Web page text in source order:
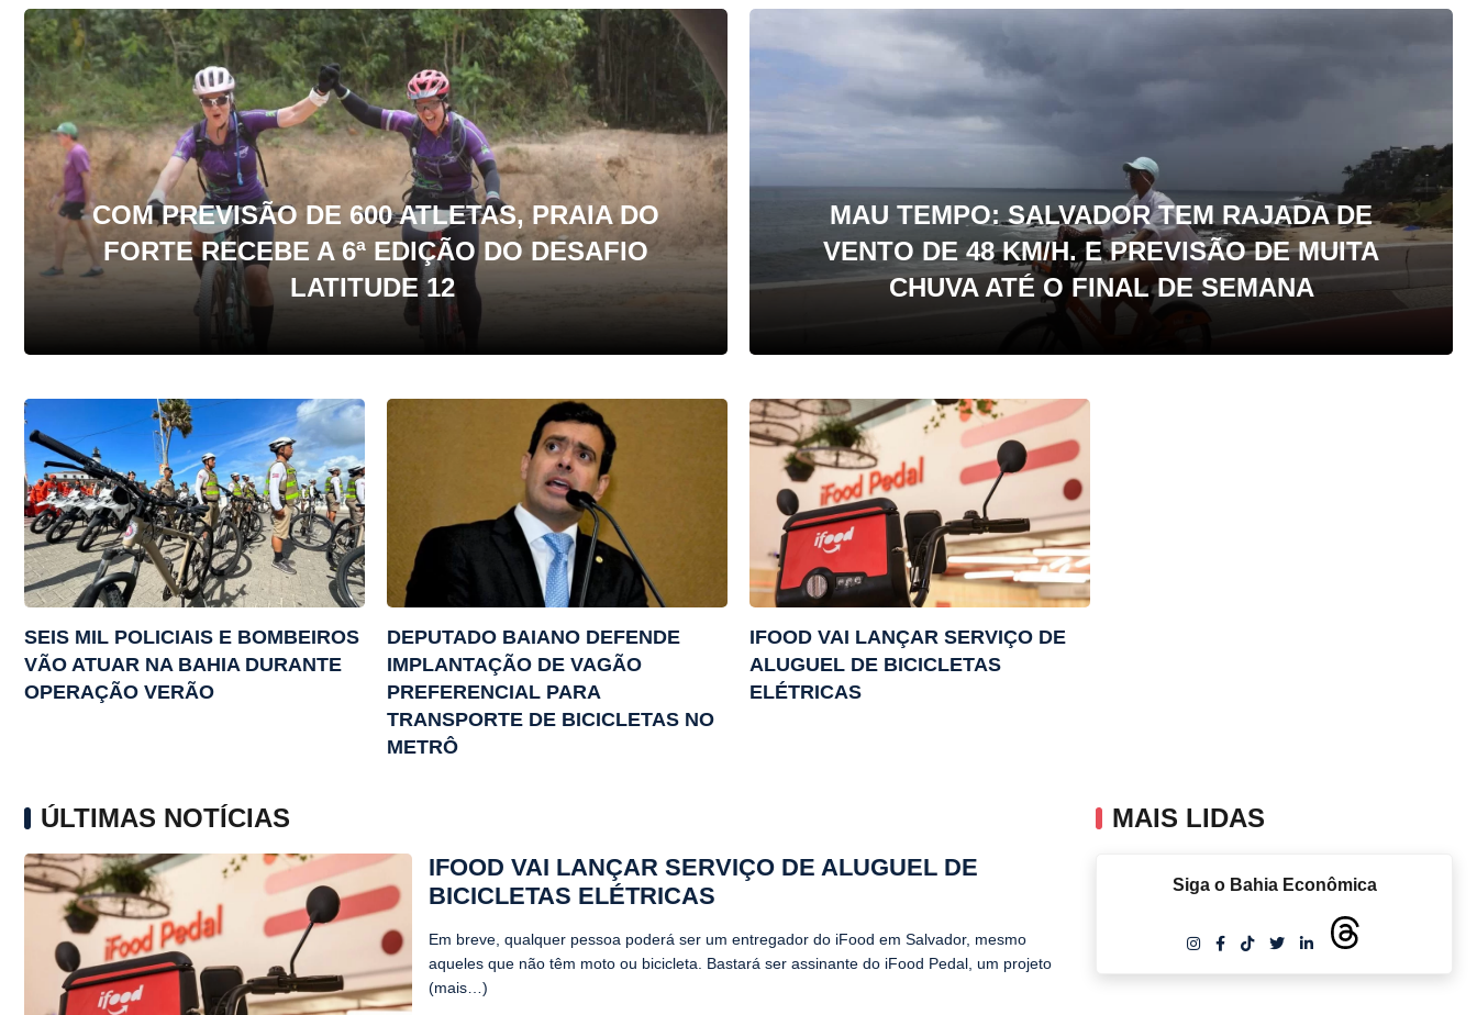
COM PREVISÃO DE 600 ATLETAS, PRAIA DO
FORTE RECEBE A 6ª EDIÇÃO DO DESAFIO
LATITUDE 12
MAU TEMPO: SALVADOR TEM RAJADA DE
VENTO DE 48 KM/H. E PREVISÃO DE MUITA
CHUVA ATÉ O FINAL DE SEMANA
SEIS MIL POLICIAIS E BOMBEIROS
VÃO ATUAR NA BAHIA DURANTE
OPERAÇÃO VERÃO
DEPUTADO BAIANO DEFENDE
IMPLANTAÇÃO DE VAGÃO
PREFERENCIAL PARA
TRANSPORTE DE BICICLETAS NO
METRÔ
IFOOD VAI LANÇAR SERVIÇO DE
ALUGUEL DE BICICLETAS
ELÉTRICAS
ÚLTIMAS NOTÍCIAS
IFOOD VAI LANÇAR SERVIÇO DE ALUGUEL DE
BICICLETAS ELÉTRICAS
Em breve, qualquer pessoa poderá ser um entregador do iFood em Salvador, mesmo
aqueles que não têm moto ou bicicleta. Bastará ser assinante do iFood Pedal, um projeto
(mais…)
MAIS LIDAS
Siga o Bahia Econômica